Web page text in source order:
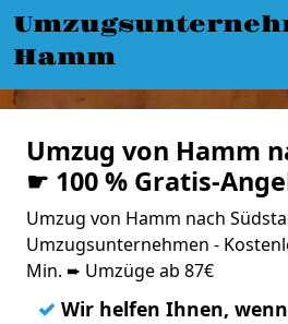
Hamm
Umzug von Hamm
☛ 100 % Gratis-
Umzug von Hamm nach
Umzugsunternehmen -
Min. ➨ Umzüge ab 87€
✓ Wir helfen Ihnen,